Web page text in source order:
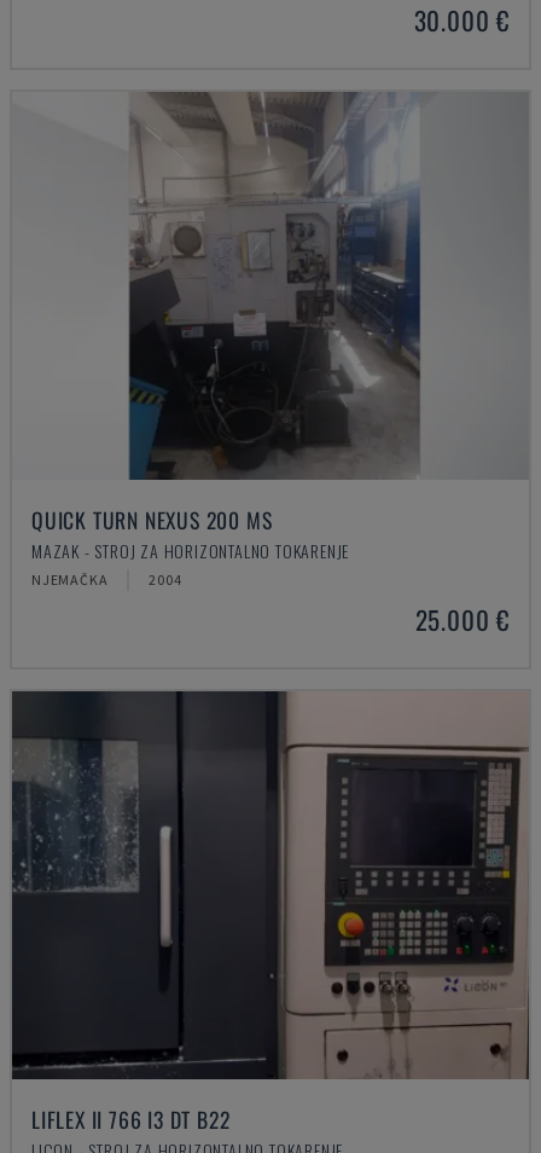
30.000 €
QUICK TURN NEXUS 200 MS
MAZAK - STROJ ZA HORIZONTALNO TOKARENJE
NJEMAČKA 2004
25.000 €
LIFLEX II 766 I3 DT B22